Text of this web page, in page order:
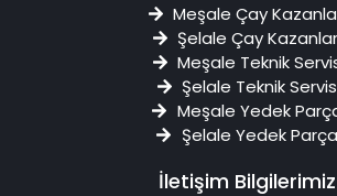
Meşale Çay
Şelale Çay
Meşale Teknik
Şelale Teknik Servis
Meşale Yedek
Şelale Yedek Parça
İletişim Bilgilerimiz